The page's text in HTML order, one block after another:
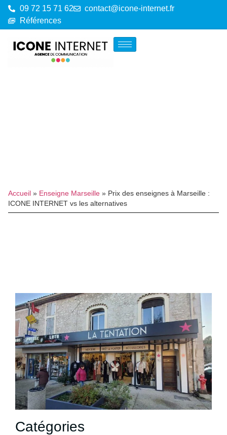
09 72 15 71 62
contact@icone-internet.fr
Références
Accueil » Enseigne Marseille » Prix des enseignes à Marseille :
ICONE INTERNET vs les alternatives
Catégories